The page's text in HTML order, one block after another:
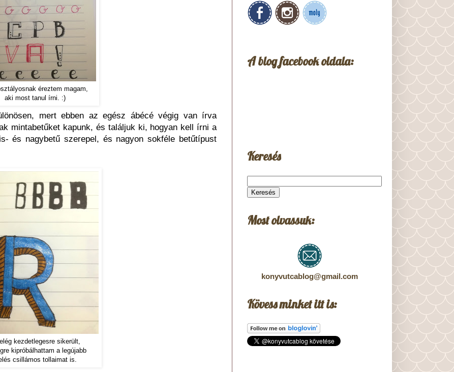
éreztem magam,
aki most tanul írni. :)
mert ebben az egész ábécé végig van írva
mintabetűket kapunk, és találjuk ki, hogyan kell írni a
és nagybetű szerepel, és nagyon sokféle betűtípust
kezdetlegesre sikerült,
kipróbálhattam a legújabb
csillámos tollaimat is.
A blog facebook oldala:
Keresés
Most olvassuk:
konyvutcablog@gmail.com
Kövess minket itt is: